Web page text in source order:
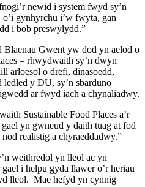
newid i system fwyd sy’n
gynhyrchu i’w fwyta, gan
i bob preswylydd.”
Gwent yw dod yn aelod o
– rhwydwaith sy’n dwyn
arloesol o drefi, dinasoedd,
ledled y DU, sy’n sbarduno
ar fwyd iach a chynaliadwy.
Sustainable Food Places a’r
yn gwneud y daith tuag at fod
realistig a chyraeddadwy.”
weithredol yn lleol ac yn
i helpu gyda llawer o’r heriau
lleol. Mae hefyd yn cynnig